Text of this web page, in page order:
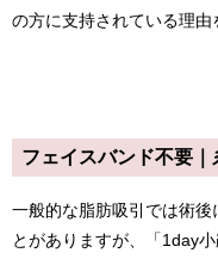
の方に支持されている理由
フェイスバンド不要
一般的な脂肪吸引では術後
とがありますが、「1day